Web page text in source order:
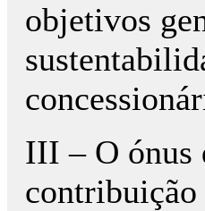
objetivos
III – O ónus
contribuição